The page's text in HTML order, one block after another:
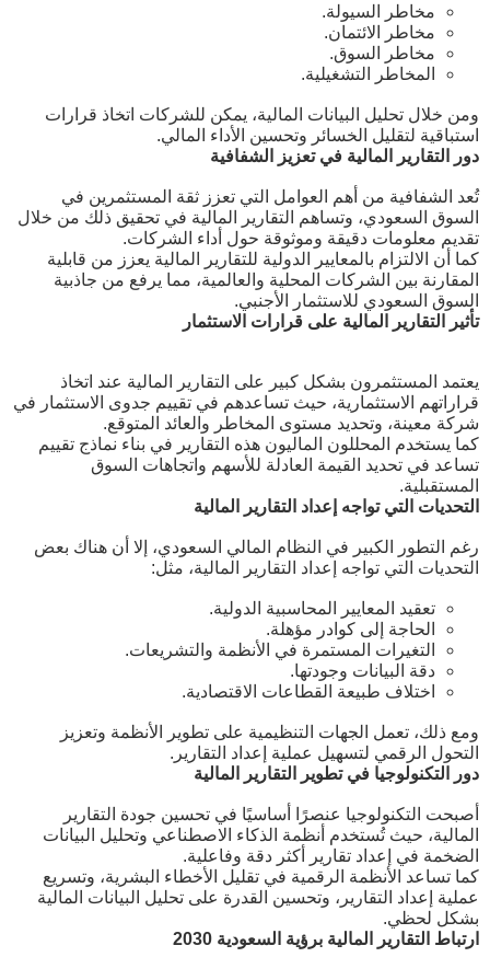
مخاطر السيولة.
مخاطر الائتمان.
مخاطر السوق.
المخاطر التشغيلية.
ومن خلال تحليل البيانات المالية، يمكن للشركات اتخاذ قرارات
استباقية لتقليل الخسائر وتحسين الأداء المالي.
دور التقارير المالية في تعزيز الشفافية
تُعد الشفافية من أهم العوامل التي تعزز ثقة المستثمرين في
السوق السعودي، وتساهم التقارير المالية في تحقيق ذلك من خلال
تقديم معلومات دقيقة وموثوقة حول أداء الشركات.
كما أن الالتزام بالمعايير الدولية للتقارير المالية يعزز من قابلية
المقارنة بين الشركات المحلية والعالمية، مما يرفع من جاذبية
السوق السعودي للاستثمار الأجنبي.
تأثير التقارير المالية على قرارات الاستثمار
يعتمد المستثمرون بشكل كبير على التقارير المالية عند اتخاذ
قراراتهم الاستثمارية، حيث تساعدهم في تقييم جدوى الاستثمار في
شركة معينة، وتحديد مستوى المخاطر والعائد المتوقع.
كما يستخدم المحللون الماليون هذه التقارير في بناء نماذج تقييم
تساعد في تحديد القيمة العادلة للأسهم واتجاهات السوق
المستقبلية.
التحديات التي تواجه إعداد التقارير المالية
رغم التطور الكبير في النظام المالي السعودي، إلا أن هناك بعض
التحديات التي تواجه إعداد التقارير المالية، مثل:
تعقيد المعايير المحاسبية الدولية.
الحاجة إلى كوادر مؤهلة.
التغيرات المستمرة في الأنظمة والتشريعات.
دقة البيانات وجودتها.
اختلاف طبيعة القطاعات الاقتصادية.
ومع ذلك، تعمل الجهات التنظيمية على تطوير الأنظمة وتعزيز
التحول الرقمي لتسهيل عملية إعداد التقارير.
دور التكنولوجيا في تطوير التقارير المالية
أصبحت التكنولوجيا عنصرًا أساسيًا في تحسين جودة التقارير
المالية، حيث تُستخدم أنظمة الذكاء الاصطناعي وتحليل البيانات
الضخمة في إعداد تقارير أكثر دقة وفاعلية.
كما تساعد الأنظمة الرقمية في تقليل الأخطاء البشرية، وتسريع
عملية إعداد التقارير، وتحسين القدرة على تحليل البيانات المالية
بشكل لحظي.
ارتباط التقارير المالية برؤية السعودية 2030